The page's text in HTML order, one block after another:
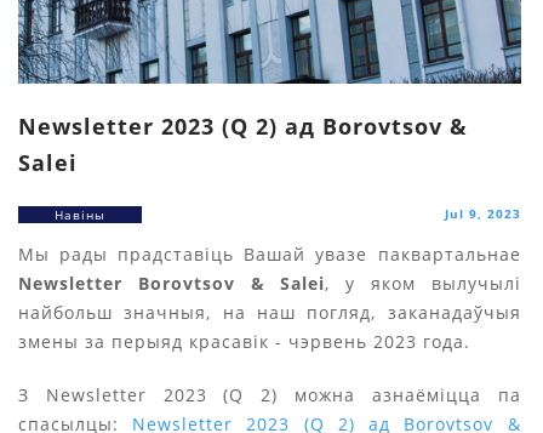
Newsletter 2023 (Q 2) ад Borovtsov &
Salei
Навіны Jul 9, 2023
Мы рады прадставіць Вашай увазе паквартальнае
Newsletter Borovtsov & Salei, у яком вылучылі
найбольш значныя, на наш погляд, заканадаўчыя
змены за перыяд красавік - чэрвень 2023 года.
З Newsletter 2023 (Q 2) можна азнаёміцца па
спасылцы: Newsletter 2023 (Q 2) ад Borovtsov &